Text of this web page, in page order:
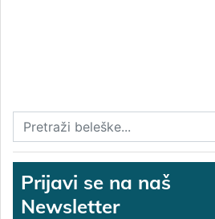
Prijavi se na naš
Newsletter